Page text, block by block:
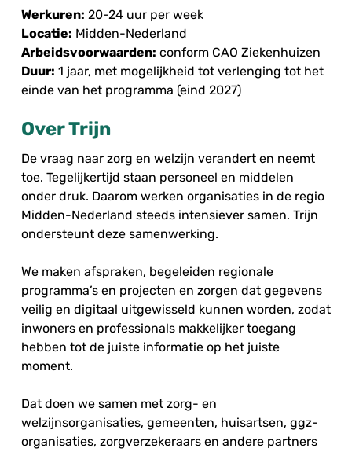
Werkuren: 20-24 uur per week
Locatie: Midden-Nederland
Arbeidsvoorwaarden: conform CAO Ziekenhuizen
Duur: 1 jaar, met mogelijkheid tot verlenging tot het
einde van het programma (eind 2027)
Over Trijn
De vraag naar zorg en welzijn verandert en neemt
toe. Tegelijkertijd staan personeel en middelen
onder druk. Daarom werken organisaties in de regio
Midden-Nederland steeds intensiever samen. Trijn
ondersteunt deze samenwerking.
We maken afspraken, begeleiden regionale
programma’s en projecten en zorgen dat gegevens
veilig en digitaal uitgewisseld kunnen worden, zodat
inwoners en professionals makkelijker toegang
hebben tot de juiste informatie op het juiste
moment.
Dat doen we samen met zorg- en
welzijnsorganisaties, gemeenten, huisartsen, ggz-
organisaties, zorgverzekeraars en andere partners